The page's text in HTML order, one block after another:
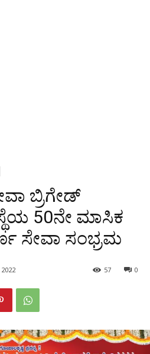
ಬ್ರಿಗೇಡ್
50ನೇ ಮಾಸಿಕ
ಸೇವಾ ಸಂಭ್ರಮ
0
57